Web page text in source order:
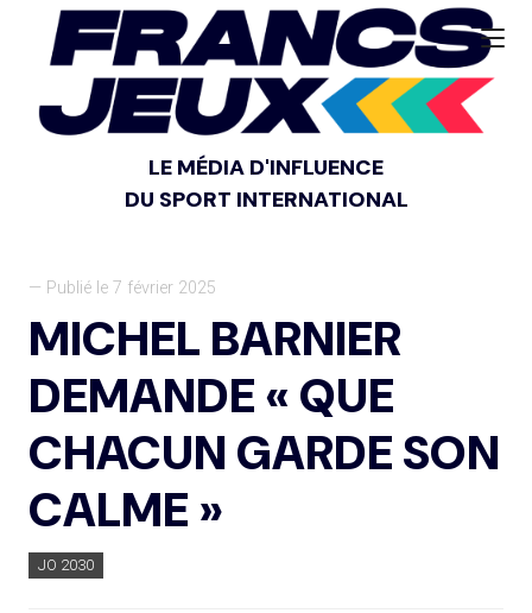
LE MÉDIA D'INFLUENCE
DU SPORT INTERNATIONAL
— Publié le 7 février 2025
MICHEL BARNIER
DEMANDE « QUE
CHACUN GARDE SON
CALME »
JO 2030